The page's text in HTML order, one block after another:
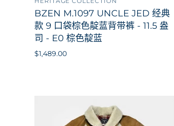
BZEN M.1097 UNCLE JED 经典
款 9 口袋棕色靛蓝背带裤 - 11.5 盎
司 - E0 棕色靛蓝
$1,489.00